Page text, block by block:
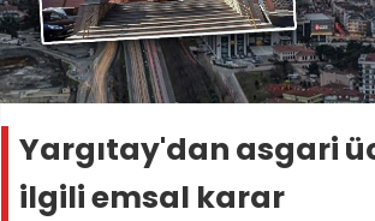
Yargıtay'dan asgari
ilgili emsal karar